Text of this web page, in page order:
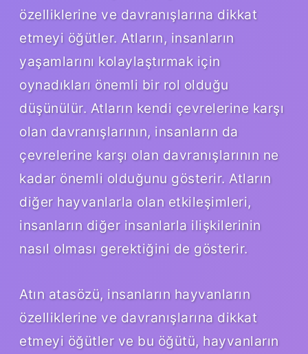
özelliklerine ve davranışlarına dikkat
etmeyi öğütler. Atların, insanların
yaşamlarını kolaylaştırmak için
oynadıkları önemli bir rol olduğu
düşünülür. Atların kendi çevrelerine karşı
olan davranışlarının, insanların da
çevrelerine karşı olan davranışlarının ne
kadar önemli olduğunu gösterir. Atların
diğer hayvanlarla olan etkileşimleri,
insanların diğer insanlarla ilişkilerinin
nasıl olması gerektiğini de gösterir.
Atın atasözü, insanların hayvanların
özelliklerine ve davranışlarına dikkat
etmeyi öğütler ve bu öğütü, hayvanların